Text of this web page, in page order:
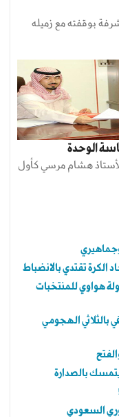
بوقفته مع زميله
الوحدة
هشام مرسي كأول
الكرة تقتدي بالانضباط
هواوي للمنتخبات
بالثلاثي الهجومي
بالصدارة
السعودي